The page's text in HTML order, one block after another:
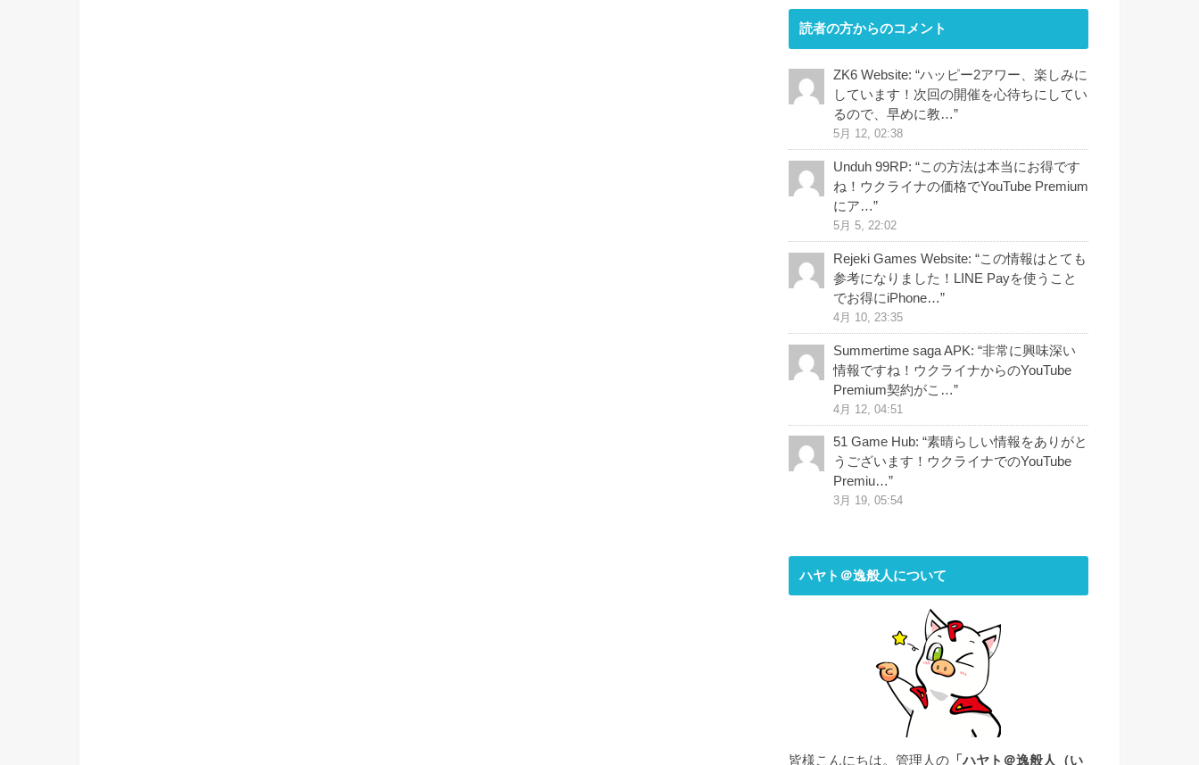
読者の方からのコメント
ZK6 Website: “ハッピー2アワー、楽しみに
しています！次回の開催を心待ちにしてい
るので、早めに教…”
5月 12, 02:38
Unduh 99RP: “この方法は本当にお得です
ね！ウクライナの価格でYouTube Premium
にア…”
5月 5, 22:02
Rejeki Games Website: “この情報はとても
参考になりました！LINE Payを使うこと
でお得にiPhone…”
4月 10, 23:35
Summertime saga APK: “非常に興味深い
情報ですね！ウクライナからのYouTube
Premium契約がこ…”
4月 12, 04:51
51 Game Hub: “素晴らしい情報をありがと
うございます！ウクライナでのYouTube
Premiu…”
3月 19, 05:54
ハヤト＠逸般人について
皆様こんにちは。管理人の 「ハヤト＠逸般人（い